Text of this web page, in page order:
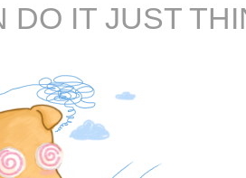
DO IT JUST